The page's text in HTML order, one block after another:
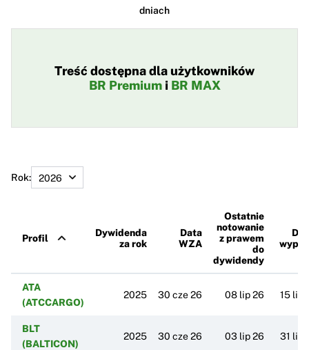
dniach
Treść dostępna dla użytkowników
BR Premiumi BR MAX
Rok:
Profil
Dywidenda
za rok
Data
WZA
Ostatnie
notowanie
z prawem
do
dywidendy
ATA
(ATCCARGO)
2025 30 cze 26 08 lip 26 15 lip
BLT
(BALTICON)
2025 30 cze 26 03 lip 26 31 lip